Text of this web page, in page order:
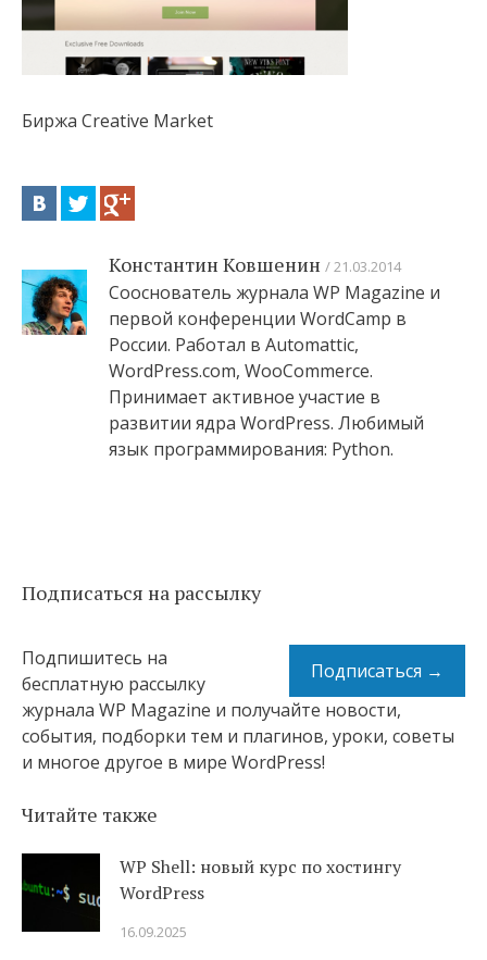
Биржа Creative Market
Константин Ковшенин 21.03.2014
Сооснователь журнала WP Magazine и
первой конференции WordCamp в
России. Работал в Automattic,
WordPress.com, WooCommerce.
Принимает активное участие в
развитии ядра WordPress. Любимый
язык программирования: Python.
Подписаться на рассылку
Подписаться →
Подпишитесь на
бесплатную рассылку
журнала WP Magazine и получайте новости,
события, подборки тем и плагинов, уроки, советы
и многое другое в мире WordPress!
Читайте также
WP Shell: новый курс по хостингу
WordPress
16.09.2025